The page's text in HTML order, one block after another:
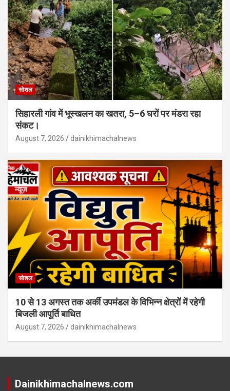
सोशल
सिहारली गांव में भूस्खलन का खतरा, 5–6 घरों पर मंडरा रहा
संकट।
August 7, 2026 dainikhimachalnews
सोशल
10 से 13 अगस्त तक अर्की उपमंडल के विभिन्न क्षेत्रों में रहेगी
बिजली आपूर्ति बाधित
August 7, 2026 dainikhimachalnews
Dainikhimachalnews.com